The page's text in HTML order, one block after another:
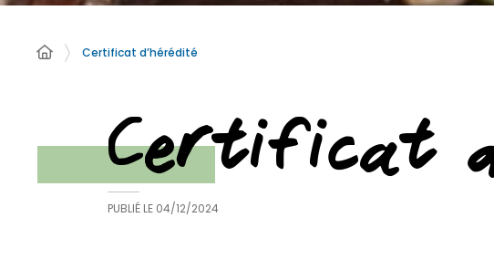
Certificat d’hérédité
Certificat
PUBLIÉ LE 04/12/2024